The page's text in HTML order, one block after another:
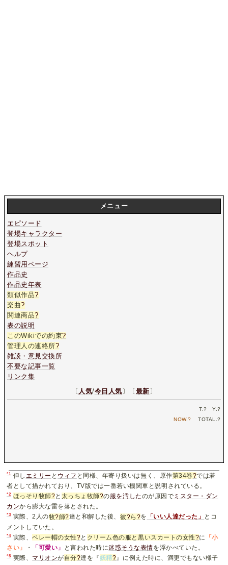
メニュー
エピソード
登場キャラクター
登場スポット
ヘルプ
練習用ページ
作品史
作品史年表
類似作品?
楽曲?
関連商品?
表の説明
このWikiでの約束?
管理人の連絡所?
雑談・意見交換所
不要な記事一覧
リンク集
〔 人気/今日人気〕〔最新〕
T.? Y.?
NOW.? TOTAL.?
*1 但し エミリー と ウィフ と同様、年寄り扱いは無く、原作第34巻?では若
者として描かれており、TV版では一番若い機関車と説明されている。
*2 ほっそり牧師?と 太っちょ牧師?の服を汚したのが原因で ミスター・ダン
カンから膨大な雷を落とされた。
*3 実際、2人の牧?師?達と和解した後、 彼?ら ?を 「いい人達だった」
とコ
メントしていた。
*4 実際、ベレー帽の女性?と クリーム色の服と黒いスカートの女性?に
「小
さい」
・ 「可愛い」 と言われた時に迷惑そうな表情を浮かべていた。
*5 実際、 マリオンが自分?達を『妖精? 』に例えた時に、満更でもない様子